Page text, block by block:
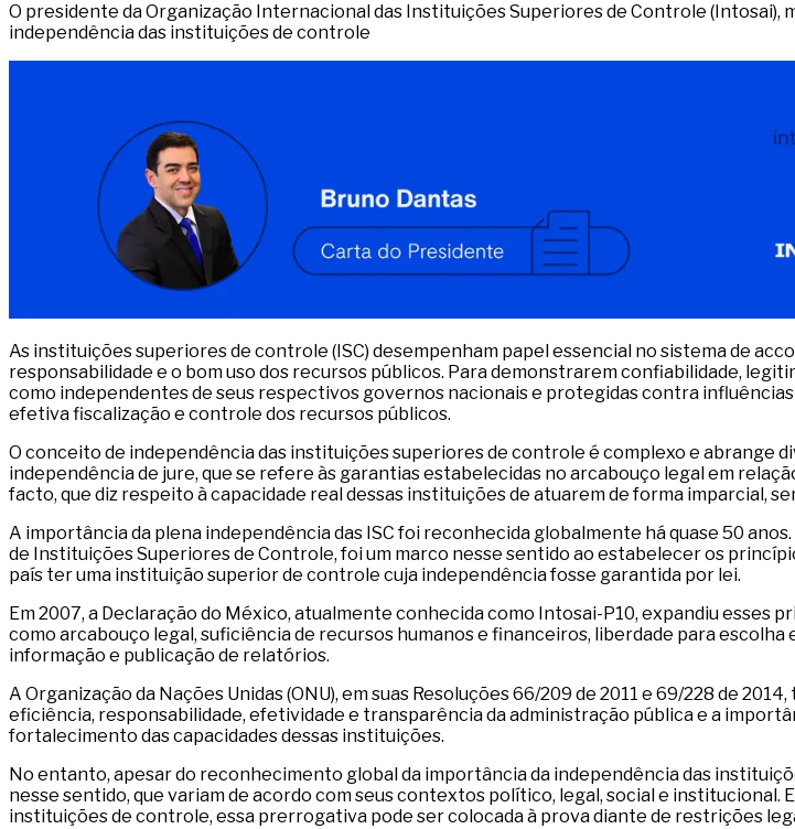
O presidente da Organização Internacional das Instituições Superiores de Controle
independência das instituições de controle
As instituições superiores de controle (ISC) desempenham papel essencial no sistema de
responsabilidade e o bom uso dos recursos públicos. Para demonstrarem confiabilidade,
como independentes de seus respectivos governos nacionais e protegidas contra
efetiva fiscalização e controle dos recursos públicos.
O conceito de independência das instituições superiores de controle é complexo e abrange
independência de jure, que se refere às garantias estabelecidas no arcabouço legal em
facto, que diz respeito à capacidade real dessas instituições de atuarem de forma imparcial,
A importância da plena independência das ISC foi reconhecida globalmente há quase 50
de Instituições Superiores de Controle, foi um marco nesse sentido ao estabelecer os
país ter uma instituição superior de controle cuja independência fosse garantida por lei.
Em 2007, a Declaração do México, atualmente conhecida como Intosai-P10, expandiu esses
como arcabouço legal, suficiência de recursos humanos e financeiros, liberdade para
informação e publicação de relatórios.
A Organização da Nações Unidas (ONU), em suas Resoluções 66/209 de 2011 e 69/228 de
eficiência, responsabilidade, efetividade e transparência da administração pública e a
fortalecimento das capacidades dessas instituições.
No entanto, apesar do reconhecimento global da importância da independência das
nesse sentido, que variam de acordo com seus contextos político, legal, social e
instituições de controle, essa prerrogativa pode ser colocada à prova diante de restrições